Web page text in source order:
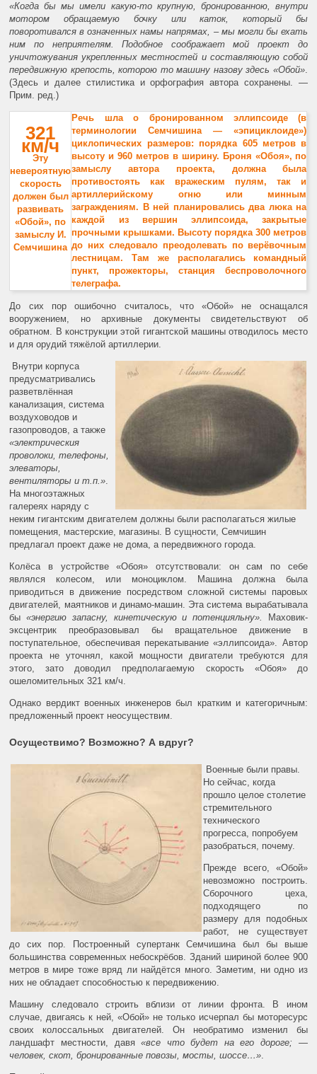
«Когда бы мы имели какую-то крупную, бронированною, внутри
мотором обращаемую бочку или каток, который бы
поворотивался в означенных намы напрямах, – мы могли бы ехать
ним по неприятелям. Подобное соображает мой проект до
уничтожувания укрепленных местностей и составляющую собой
передвижную крепость, которою то машину назову здесь «Обой».
(Здесь и далее стилистика и орфография автора сохранены. —
Прим. ред.)
321
км/ч
Эту
невероятную
скорость
должен был
развивать
«Обой», по
замыслу И.
Семчишина
Речь шла о бронированном эллипсоиде (в
терминологии Семчишина — «эпициклоиде»)
циклопических размеров: порядка 605 метров в
высоту и 960 метров в ширину. Броня «Обоя», по
замыслу автора проекта, должна была
противостоять как вражеским пулям, так и
артиллерийскому огню или минным
заграждениям. В ней планировались два люка на
каждой из вершин эллипсоида, закрытые
прочными крышками. Высоту порядка 300 метров
до них следовало преодолевать по верёвочным
лестницам. Там же располагались командный
пункт, прожекторы, станция беспроволочного
телеграфа.
До сих пор ошибочно считалось, что «Обой» не оснащался
вооружением, но архивные документы свидетельствуют об
обратном. В конструкции этой гигантской машины отводилось место
и для орудий тяжёлой артиллерии.
Внутри корпуса
предусматривались
разветвлённая
канализация, система
воздуховодов и
газопроводов, а также
«электрическия
проволоки, телефоны,
элеваторы,
вентиляторы и т.п.».
На многоэтажных
галереях наряду с
неким гигантским двигателем должны были располагаться жилые
помещения, мастерские, магазины. В сущности, Семчишин
предлагал проект даже не дома, а передвижного города.
Колёса в устройстве «Обоя» отсутствовали: он сам по себе
являлся колесом, или моноциклом. Машина должна была
приводиться в движение посредством сложной системы паровых
двигателей, маятников и динамо-машин. Эта система вырабатывала
бы«энергию запасну, кинетическую и потенцияльну».
Маховик-
эксцентрик преобразовывал бы вращательное движение в
поступательное, обеспечивая перекатывание «эллипсоида». Автор
проекта не уточнял, какой мощности двигатели требуются для
этого, зато доводил предполагаемую скорость «Обоя» до
ошеломительных 321 км/ч.
Однако вердикт военных инженеров был кратким и категоричным:
предложенный проект неосуществим.
Осуществимо? Возможно? А вдруг?
Военные были правы.
Но сейчас, когда
прошло целое столетие
стремительного
технического
прогресса, попробуем
разобраться, почему.
Прежде всего, «Обой»
невозможно построить.
Сборочного цеха,
подходящего по
размеру для подобных
работ, не существует
до сих пор. Построенный супертанк Семчишина был бы выше
большинства современных небоскрёбов. Зданий шириной более 900
метров в мире тоже вряд ли найдётся много. Заметим, ни одно из
них не обладает способностью к передвижению.
Машину следовало строить вблизи от линии фронта. В ином
случае, двигаясь к ней, «Обой» не только исчерпал бы моторесурс
своих колоссальных двигателей. Он необратимо изменил бы
ландшафт местности, давя«все что будет на его дороге; —
человек, скот, бронированные повозы, мосты, шоссе…»